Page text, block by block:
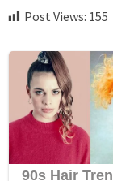
Post Views: 155